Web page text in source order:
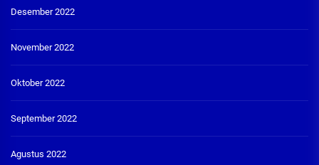
Desember 2022
November 2022
Oktober 2022
September 2022
Agustus 2022